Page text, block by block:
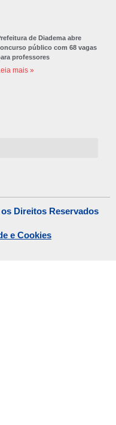
de Diadema abre
público com 68 vagas
professores
mais »
Direitos Reservados
e Cookies